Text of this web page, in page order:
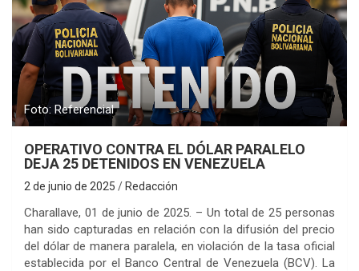
Foto: Referencial
OPERATIVO CONTRA EL DÓLAR PARALELO
DEJA 25 DETENIDOS EN VENEZUELA
2 de junio de 2025 Redacción
Charallave, 01 de junio de 2025. – Un total de 25 personas
han sido capturadas en relación con la difusión del precio
del dólar de manera paralela, en violación de la tasa oficial
establecida por el Banco Central de Venezuela (BCV). La